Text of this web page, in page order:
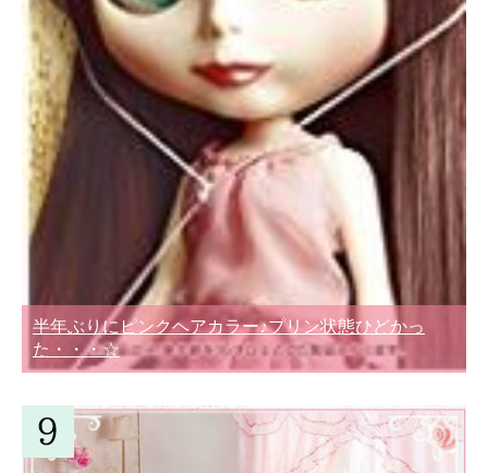
半年ぶりにピンクヘアカラー♪プリン状態ひどかっ
た・・・☆